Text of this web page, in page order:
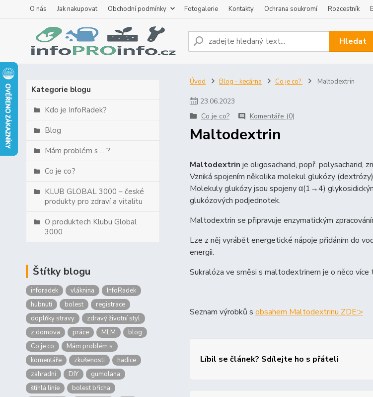
O nás Jak nakupovat Obchodní podmínky Fotogalerie Kontakty Ochrana soukromí Rozcestník
Hledat
Kategorie blogu
Kdo je InfoRadek?
Blog
Mám problém s ... ?
Co je co?
KLUB GLOBAL 3000 – české
produkty pro zdraví a vitalitu
O produktech Klubu Global
3000
Štítky blogu
inforadek vláknina
InfoRadek
hubnutí
bolest
registrace
doplňky stravy
zdravý životní styl
z domova
práce MLM
blog
Co je co
Mám problém s
komentáře
zkušenosti
hadice
zahradní
DIY
gumolana
štíhlá linie
bolest břicha
Úvod Blog - kecárna Co je co? Maltodextrin
23.06.2023
Co je co?
Komentáře (0)
Maltodextrin
Maltodextrin je oligosacharid, popř. polysacharid,
Vzniká spojením několika molekul glukózy
Molekuly glukózy jsou spojeny α(1→4)
glukózových podjednotek.
Maltodextrin se připravuje enzymatickým
Lze z něj vyrábět energetické nápoje přidáním do
energii.
Sukralóza ve směsi s maltodextrinem je o něco
Seznam výrobků s obsahem Maltodextrinu ZDE:>
Líbil se článek? Sdílejte ho s přáteli